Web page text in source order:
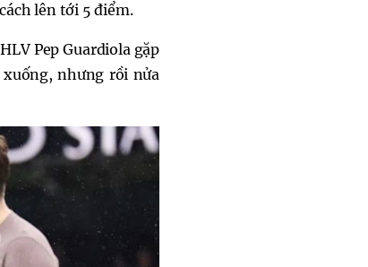
lên tới 5 điểm.
Pep Guardiola gặp
nhưng rồi nửa